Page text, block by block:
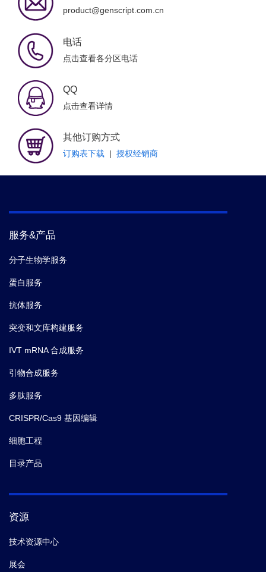
product@genscript.com.cn
电话
点击查看各分区电话
QQ
点击查看详情
其他订购方式
订购表下载 | 授权经销商
服务&产品
分子生物学服务
蛋白服务
抗体服务
突变和文库构建服务
IVT mRNA 合成服务
引物合成服务
多肽服务
CRISPR/Cas9 基因编辑
细胞工程
目录产品
资源
技术资源中心
展会